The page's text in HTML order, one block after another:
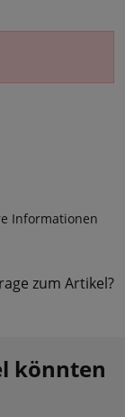
Informationen
zum Artikel?
könnten